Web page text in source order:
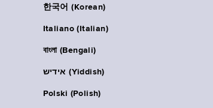
한국어 (Korean)
Italiano (Italian)
বাংলা (Bengali)
אידיש (Yiddish)
Polski (Polish)